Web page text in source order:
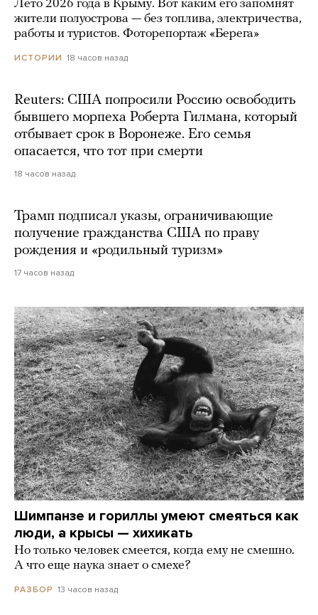
Лето 2026 года в Крыму. Вот каким его запомнят
жители полуострова — без топлива, электричества,
работы и туристов. Фоторепортаж «Берега»
ИСТОРИИ 18 часов назад
Reuters: США попросили Россию освободить
бывшего морпеха Роберта Гилмана, который
отбывает срок в Воронеже. Его семья
опасается, что тот при смерти
18 часов назад
Трамп подписал указы, ограничивающие
получение гражданства США по праву
рождения и «родильный туризм»
17 часов назад
Шимпанзе и гориллы умеют смеяться как
люди, а крысы — хихикать
Но только человек смеется, когда ему не смешно.
А что еще наука знает о смехе?
РАЗБОР 13 часов назад